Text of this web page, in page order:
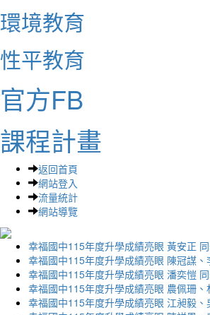
環境教育
性平教育
官方FB
課程計畫
返回首頁
網站登入
流量統計
網站導覽
幸福國中115年度升學成績亮眼 黃安正
幸福國中115年度升學成績亮眼 陳冠謀
幸福國中115年度升學成績亮眼 潘奕愷
幸福國中115年度升學成績亮眼 農佩珊
幸福國中115年度升學成績亮眼 江昶毅